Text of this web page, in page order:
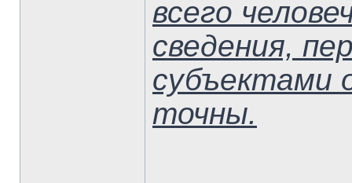
всего
сведения,
субъектами
точны.